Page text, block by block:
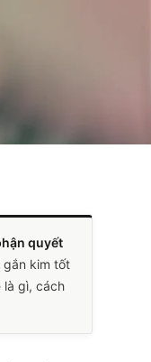
quyết
gắn kim tốt
là gì, cách